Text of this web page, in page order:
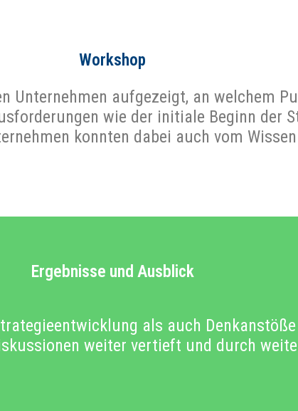
Workshop
Unternehmen aufgezeigt, an welchem
wie der initiale Beginn der
konnten dabei auch vom
Ergebnisse und Ausblick
als auch
weiter vertieft und durch